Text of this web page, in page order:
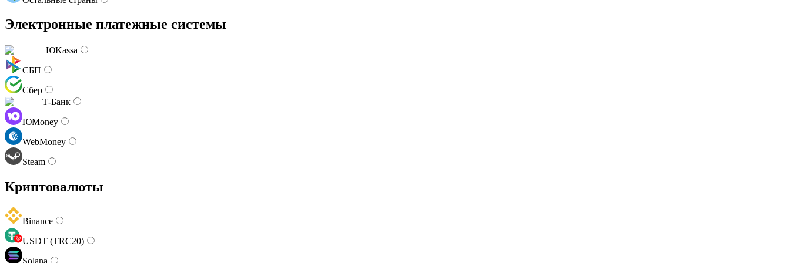
Электронные платежные системы
ЮKassa
СБП
Сбер
Т-Банк
ЮMoney
WebMoney
Steam
Криптовалюты
Binance
USDT (TRC20)